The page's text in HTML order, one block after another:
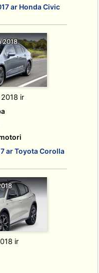
ar Honda Civic
2018
ir
ar Toyota Corolla
ir